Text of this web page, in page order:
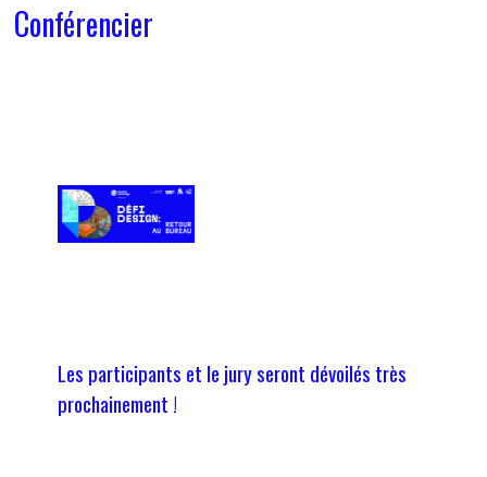
Conférencier
Les participants et le jury seront dévoilés très
prochainement !